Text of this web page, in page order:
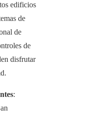
edificios
de
de
de
disfrutar
: